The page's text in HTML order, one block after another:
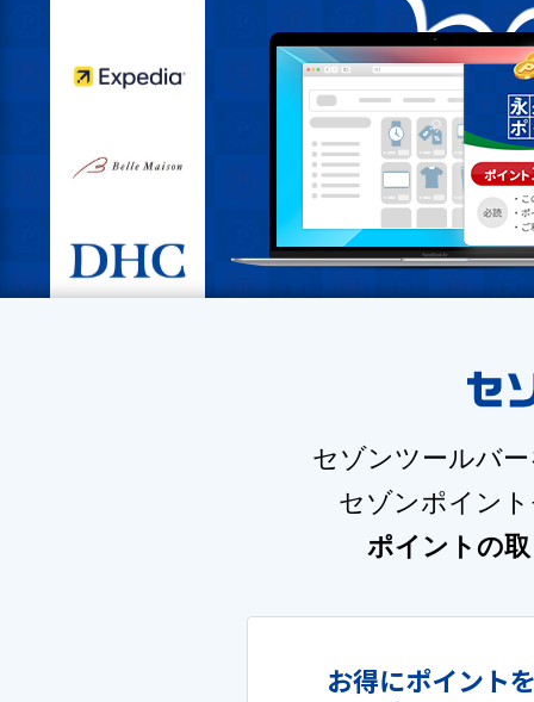
セゾンツールバ
セゾンポイン
ポイントの
お得にポイント